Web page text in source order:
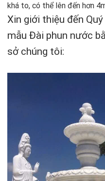
khá to, có thể lên đến hơn
Xin giới thiệu đến
mẫu Đài phun nước
sở chúng tôi: